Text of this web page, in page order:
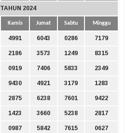
TAHUN 2024
Kamis Jumat Sabtu Minggu
4991 6043 0286 7179
2186 3573 1249 8315
0919 7406 5833 2349
9430 4921 3179 1283
2875 6238 7601 9422
1423 3660 5238 2817
0987 5842 7615 0627